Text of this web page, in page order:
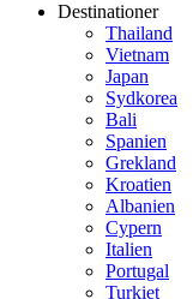
Destinationer
Thailand
Vietnam
Japan
Sydkorea
Bali
Spanien
Grekland
Kroatien
Albanien
Cypern
Italien
Portugal
Turkiet